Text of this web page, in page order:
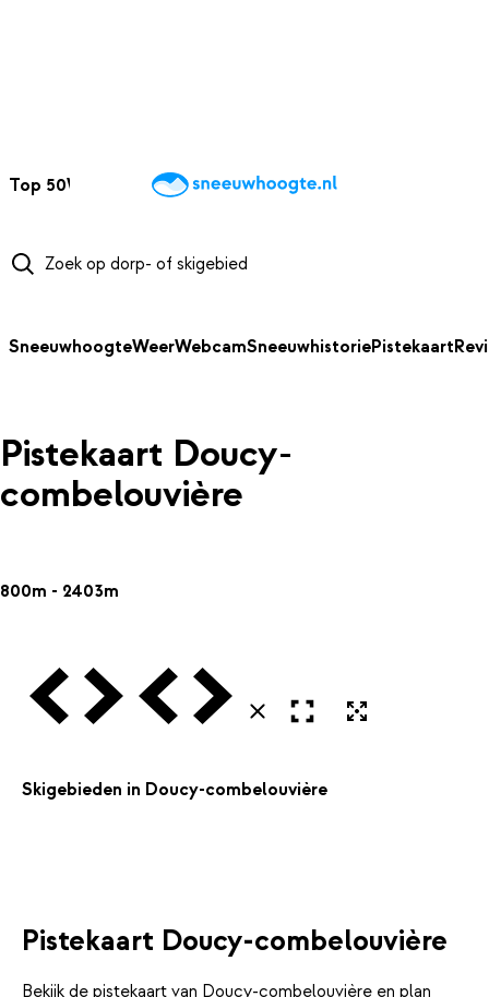
Top 50Webcams WintersportweerKaarten
SneeuwhoogteWeerWebcamSneeuwhistoriePistekaart
Pistekaart Doucy-
combelouvière
800m - 2403m
Vorige VolgendeVorige Volgende
SluitenOpen in volledig scherm
Skigebieden in Doucy-combelouvière
Pistekaart Doucy-combelouvière
Bekijk de pistekaart van Doucy-combelouvière en plan